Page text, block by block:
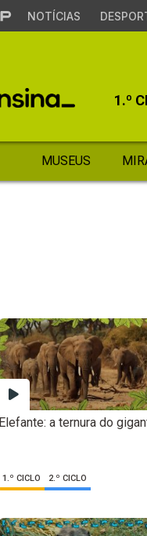
NOTÍCIAS
1.º
MUSEUS
Elefante: a ternura do
1.º CICLO 2.º CICLO